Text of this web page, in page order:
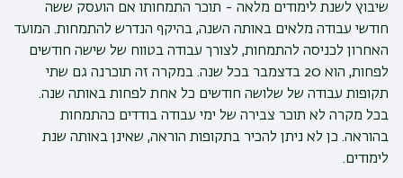
שיבוץ לשנת לימודים מלאה - תוכר התמחותו אם הועסק ששה
חודשי עבודה מלאים באותה השנה, בהיקף הנדרש להתמחות. המועד
האחרון לכניסה להתמחות, לצורך עבודה בטווח של שישה חודשים
לפחות, הוא 20 בדצמבר בכל שנה. במקרה זה תוכרנה גם שתי
תקופות עבודה של שלושה חודשים כל אחת לפחות באותה שנה.
בכל מקרה לא תוכר צבירה של ימי עבודה בודדים כהתמחות
בהוראה. כן לא ניתן להכיר בתקופות הוראה, שאינן באותה שנת
לימודים.